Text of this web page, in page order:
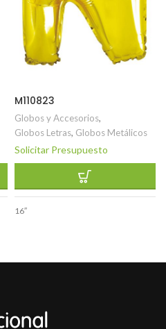
M110823
Globos y Accesorios,
Globos Letras, Globos Metálicos
Solicitar Presupuesto
16″